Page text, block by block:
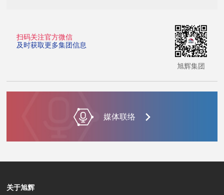
扫码关注官方微信
及时获取更多集团信息
旭辉集团
媒体联络
关于旭辉